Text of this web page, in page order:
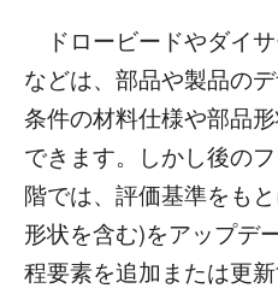
ドロービードやダイ
などは、部品や製品の
条件の材料仕様や部品
できます。しかし後の
階では、評価基準をも
形状を含む)をアップデ
程要素を追加または更